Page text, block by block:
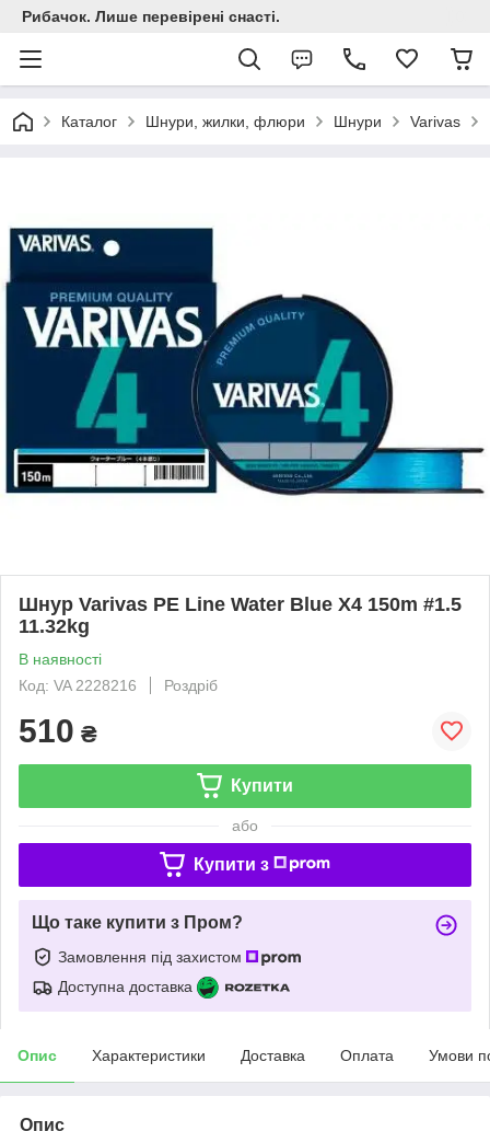
Рибачок. Лише перевірені снасті.
Каталог Шнури, жилки, флюри Шнури Varivas
Шнур Varivas PE Line Water Blue X4 150m #1.5
11.32kg
В наявності
Код: VA 2228216
Роздріб
510 ₴
Купити
або
Купити з
Що таке купити з Пром?
Замовлення під захистом
Доступна доставка
Опис Характеристики Доставка Оплата Умови
Опис